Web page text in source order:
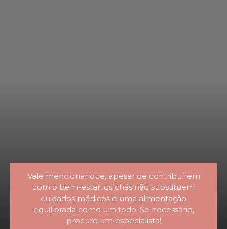
Vale mencionar que, apesar de contribuírem
com o bem-estar, os chás não substituem
cuidados médicos e uma alimentação
equilibrada como um todo. Se necessário,
procure um especialista!